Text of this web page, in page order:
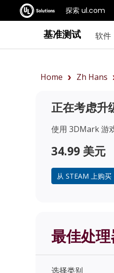
探索 ul.com
基准测试 软件
Home Zh Hans
正在考虑升
使用 3DMark 游
34.99 美元
从 STEAM 上购买
最佳处
选择类别